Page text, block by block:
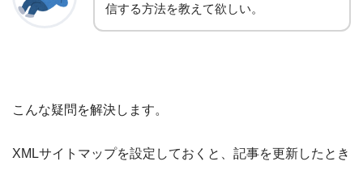
信する方法を教えて欲しい。
こんな疑問を解決します。
XMLサイトマップを設定しておくと、記事を更新したとき